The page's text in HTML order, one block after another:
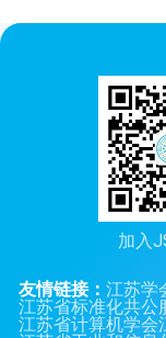
加入
友情链接：江苏学
江苏省标准化共公
江苏省计算机学会